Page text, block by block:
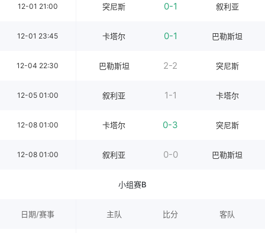
12-01 21:00 突尼斯 0-1 叙利亚
12-01 23:45 卡塔尔 0-1 巴勒斯坦
12-04 22:30 巴勒斯坦 2-2 突尼斯
12-05 01:00 叙利亚 1-1 卡塔尔
12-08 01:00 卡塔尔 0-3 突尼斯
12-08 01:00 叙利亚 0-0 巴勒斯坦
小组赛B
日期/赛事 主队 比分 客队